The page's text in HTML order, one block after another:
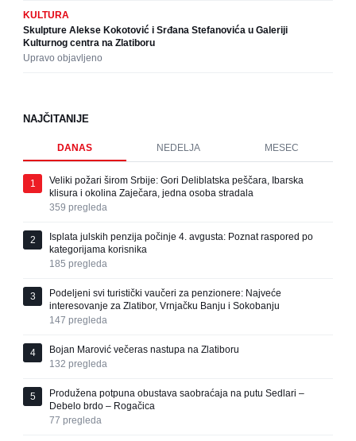
KULTURA
Skulpture Alekse Kokotović i Srđana Stefanovića u Galeriji
Kulturnog centra na Zlatiboru
Upravo objavljeno
NAJČITANIJE
DANAS NEDELJA MESEC
1
Veliki požari širom Srbije: Gori Deliblatska peščara, Ibarska
klisura i okolina Zaječara, jedna osoba stradala
359 pregleda
2
Isplata julskih penzija počinje 4. avgusta: Poznat raspored po
kategorijama korisnika
185 pregleda
3
Podeljeni svi turistički vaučeri za penzionere: Najveće
interesovanje za Zlatibor, Vrnjačku Banju i Sokobanju
147 pregleda
4
Bojan Marović večeras nastupa na Zlatiboru
132 pregleda
5
Produžena potpuna obustava saobraćaja na putu Sedlari –
Debelo brdo – Rogačica
77 pregleda